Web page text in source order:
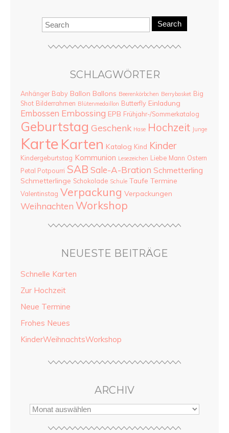
Search
SCHLAGWÖRTER
Anhänger Baby Ballon Ballons Beerenkörbchen Berrybasket Big
Shot Bilderrahmen Blütenmedaillon Butterfly Einladung
Embossen Embossing EPB Frühjahr-/Sommerkatalog
Geburtstag Geschenk Hase Hochzeit Junge
Karte Karten Katalog Kind Kinder
Kindergeburtstag Kommunion Lesezeichen Liebe Mann Ostern
Petal Potpourri SAB Sale-A-Bration Schmetterling
Schmetterlinge Schokolade Schule Taufe Termine
Valentinstag Verpackung Verpackungen
Weihnachten Workshop
NEUESTE BEITRÄGE
Schnelle Karten
Zur Hochzeit
Neue Termine
Frohes Neues
KinderWeihnachtsWorkshop
ARCHIV